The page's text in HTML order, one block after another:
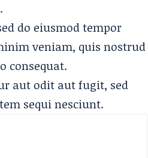
do eiusmod tempor
veniam, quis nostrud
consequat.
aut odit aut fugit, sed
sequi nesciunt.